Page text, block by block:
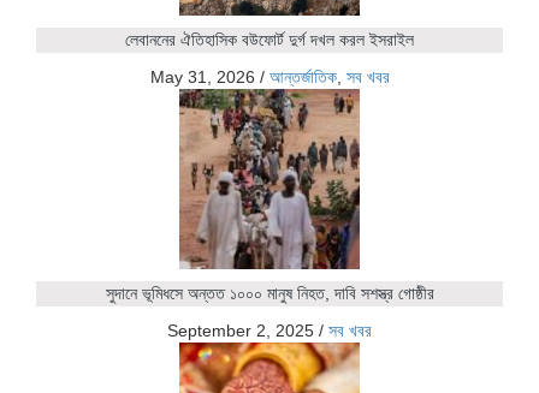
লেবাননের ঐতিহাসিক বউফোর্ট দুর্গ দখল করল ইসরাইল
May 31, 2026 / আন্তর্জাতিক, সব খবর
সুদানে ভূমিধসে অন্তত ১০০০ মানুষ নিহত, দাবি সশস্ত্র গোষ্ঠীর
September 2, 2025 / সব খবর